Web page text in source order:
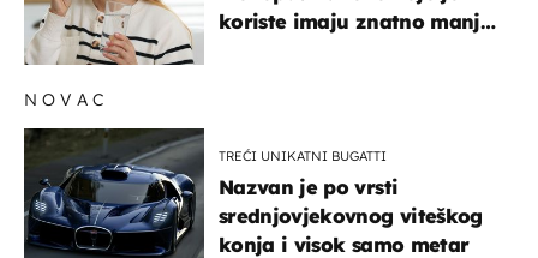
koriste imaju znatno manji
NOVAC
TREĆI UNIKATNI BUGATTI
Nazvan je po vrsti
srednjovjekovnog viteškog
konja i visok samo metar